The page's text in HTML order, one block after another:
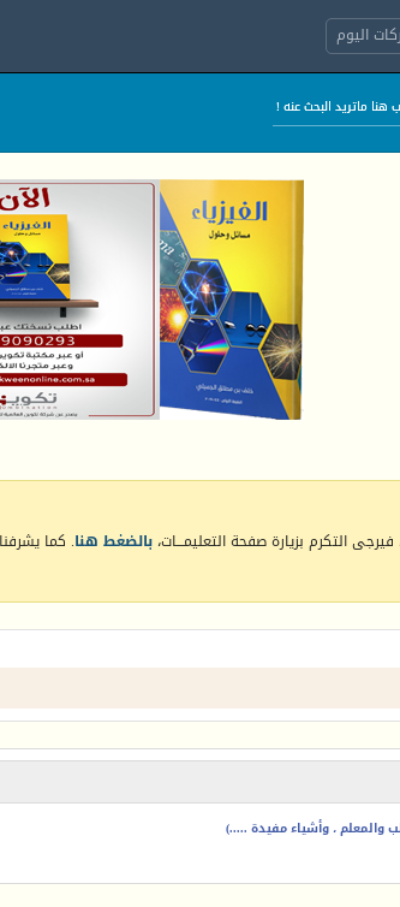
اليوم
التكرم بزيارة صفحة التعليمـــات، بالضغط هنا. كما
والمعلم ، وأشياء مفيدة .....)